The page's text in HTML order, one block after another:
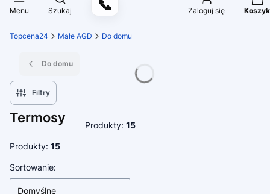
Menu Szukaj 📞 Zaloguj się Koszyk
Topcena24 Małe AGD Do domu
Do domu
Filtry
Termosy Produkty: 15
Produkty: 15
Lista produktów
Sortowanie:
Domyślne